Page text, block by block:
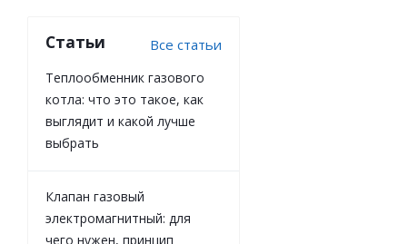
Статьи Все статьи
Теплообменник газового
котла: что это такое, как
выглядит и какой лучше
выбрать
Клапан газовый
электромагнитный: для
чего нужен, принцип